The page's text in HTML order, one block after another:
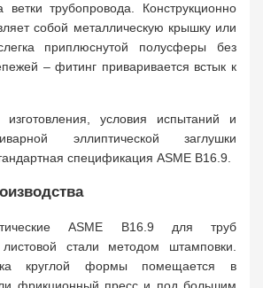
ветки трубопровода. Конструкционно
собой металлическую крышку или
приплюснутой полусферы без
– фитинг приваривается встык к
условия испытаний и
эллиптической заглушки
спецификация ASME B16.9.
ASME B16.9 для труб
стали методом штамповки.
круглой формы помещается в